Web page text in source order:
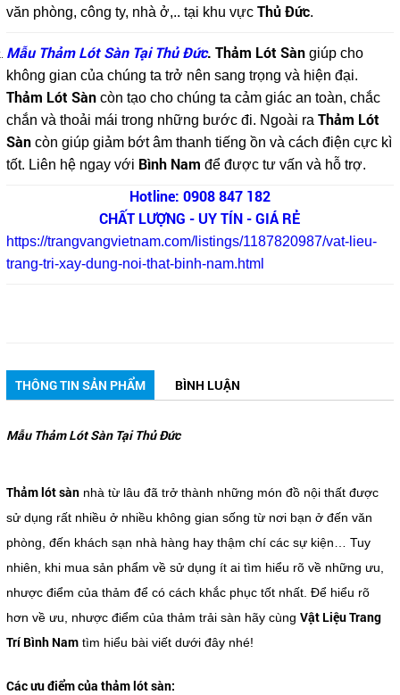
văn phòng, công ty, nhà ở,.. tại khu vực Thủ Đức.
Mẫu Thảm Lót Sàn Tại Thủ Đức. Thảm Lót Sàngiúp cho
không gian của chúng ta trở nên sang trọng và hiện đại.
Thảm Lót Sàncòn tạo cho chúng ta cảm giác an toàn, chắc
chắn và thoải mái trong những bước đi. Ngoài ra Thảm Lót
Sàncòn giúp giảm bớt âm thanh tiếng ồn và cách điện cực kì
tốt. Liên hệ ngay với Bình Nam để được tư vấn và hỗ trợ.
Hotline: 0908 847 182
CHẤT LƯỢNG - UY TÍN - GIÁ RẺ
https://trangvangvietnam.com/listings/1187820987/vat-lieu-
trang-tri-xay-dung-noi-that-binh-nam.html
THÔNG TIN SẢN PHẨM BÌNH LUẬN
Mẫu Thảm Lót Sàn Tại Thủ Đức
Thảm lót sànnhà từ lâu đã trở thành những món đồ nội thất được
sử dụng rất nhiều ở nhiều không gian sống từ nơi bạn ở đến văn
phòng, đến khách sạn nhà hàng hay thậm chí các sự kiện… Tuy
nhiên, khi mua sản phẩm về sử dụng ít ai tìm hiểu rõ về những ưu,
nhược điểm của thảm để có cách khắc phục tốt nhất. Để hiểu rõ
hơn về ưu, nhược điểm của thảm trải sàn hãy cùng Vật Liệu Trang
Trí Bình Namtìm hiểu bài viết dưới đây nhé!
Các ưu điểm của thảm lót sàn: